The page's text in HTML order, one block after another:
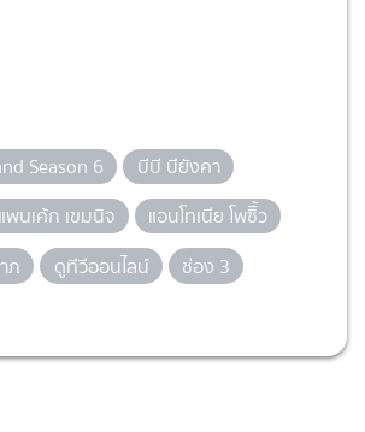
Season 6
บีบี บียังคา
แพนเค้ก เขมนิจ
แอนโทเนีย โพซิิ้ว
ภ
ดูทีวีออนไลน์ ช่อง 3